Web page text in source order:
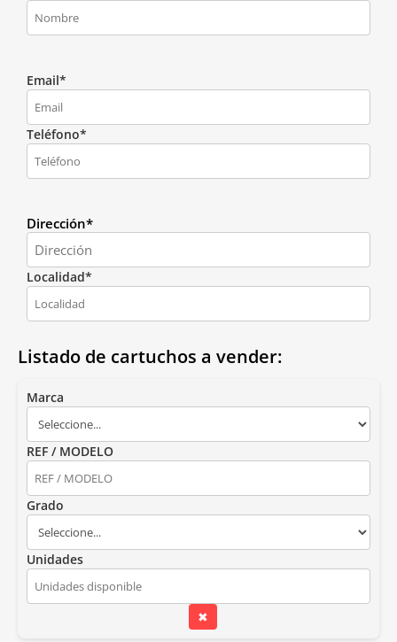
Email*
Teléfono*
Dirección*
Localidad*
Listado de cartuchos a vender:
Marca
REF / MODELO
Grado
Unidades
✖